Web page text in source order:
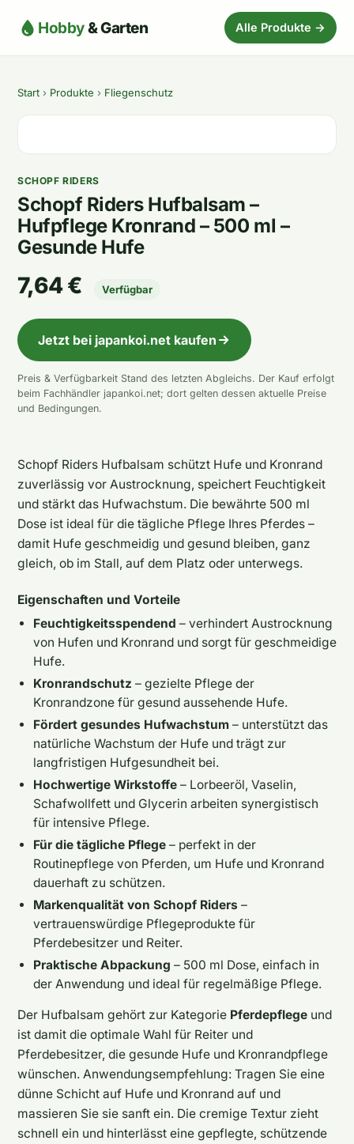
Hobby& Garten Alle Produkte →
Start › Produkte › Fliegenschutz
SCHOPF RIDERS
Schopf Riders Hufbalsam –
Hufpflege Kronrand – 500 ml –
Gesunde Hufe
7,64 € Verfügbar
Jetzt bei japankoi.net kaufen
Preis & Verfügbarkeit Stand des letzten Abgleichs. Der Kauf erfolgt
beim Fachhändler japankoi.net; dort gelten dessen aktuelle Preise
und Bedingungen.
Schopf Riders Hufbalsam schützt Hufe und Kronrand
zuverlässig vor Austrocknung, speichert Feuchtigkeit
und stärkt das Hufwachstum. Die bewährte 500 ml
Dose ist ideal für die tägliche Pflege Ihres Pferdes –
damit Hufe geschmeidig und gesund bleiben, ganz
gleich, ob im Stall, auf dem Platz oder unterwegs.
Eigenschaften und Vorteile
Feuchtigkeitsspendend – verhindert Austrocknung
von Hufen und Kronrand und sorgt für geschmeidige
Hufe.
Kronrandschutz – gezielte Pflege der
Kronrandzone für gesund aussehende Hufe.
Fördert gesundes Hufwachstum – unterstützt das
natürliche Wachstum der Hufe und trägt zur
langfristigen Hufgesundheit bei.
Hochwertige Wirkstoffe – Lorbeeröl, Vaselin,
Schafwollfett und Glycerin arbeiten synergistisch
für intensive Pflege.
Für die tägliche Pflege – perfekt in der
Routinepflege von Pferden, um Hufe und Kronrand
dauerhaft zu schützen.
Markenqualität von Schopf Riders –
vertrauenswürdige Pflegeprodukte für
Pferdebesitzer und Reiter.
Praktische Abpackung – 500 ml Dose, einfach in
der Anwendung und ideal für regelmäßige Pflege.
Der Hufbalsam gehört zur Kategorie Pferdepflege und
ist damit die optimale Wahl für Reiter und
Pferdebesitzer, die gesunde Hufe und Kronrandpflege
wünschen. Anwendungsempfehlung: Tragen Sie eine
dünne Schicht auf Hufe und Kronrand auf und
massieren Sie sie sanft ein. Die cremige Textur zieht
schnell ein und hinterlässt eine gepflegte, schützende